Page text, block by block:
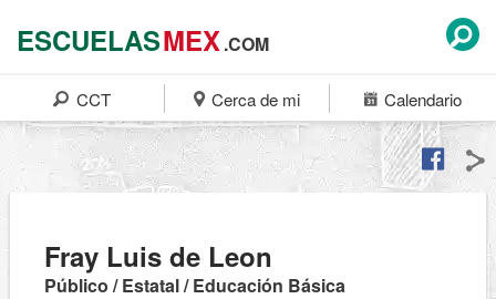
ESCUELASMEX.COM
CCT Cerca de mi Calendario
Fray Luis de Leon
Público / Estatal / Educación Básica